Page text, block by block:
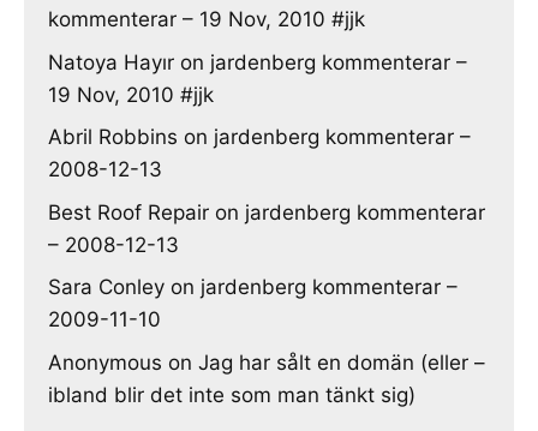
kommenterar – 19 Nov, 2010 #jjk
Natoya Hayır on jardenberg kommenterar –
19 Nov, 2010 #jjk
Abril Robbins on jardenberg kommenterar –
2008-12-13
Best Roof Repair on jardenberg kommenterar
– 2008-12-13
Sara Conley on jardenberg kommenterar –
2009-11-10
Anonymous on Jag har sålt en domän (eller –
ibland blir det inte som man tänkt sig)